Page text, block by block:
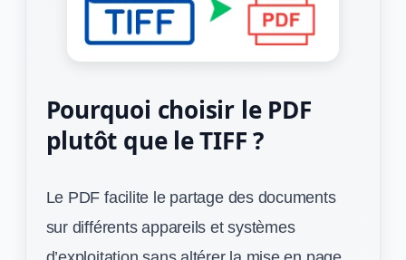
Pourquoi choisir le PDF
plutôt que le TIFF ?
Le PDF facilite le partage des documents
sur différents appareils et systèmes